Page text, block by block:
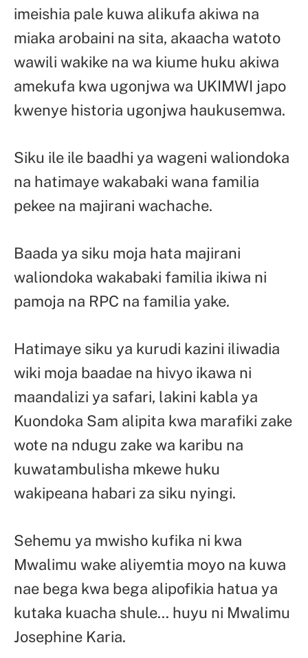
imeishia pale kuwa alikufa akiwa na
miaka arobaini na sita, akaacha watoto
wawili wakike na wa kiume huku akiwa
amekufa kwa ugonjwa wa UKIMWI japo
kwenye historia ugonjwa haukusemwa.
Siku ile ile baadhi ya wageni waliondoka
na hatimaye wakabaki wana familia
pekee na majirani wachache.
Baada ya siku moja hata majirani
waliondoka wakabaki familia ikiwa ni
pamoja na RPC na familia yake.
Hatimaye siku ya kurudi kazini iliwadia
wiki moja baadae na hivyo ikawa ni
maandalizi ya safari, lakini kabla ya
Kuondoka Sam alipita kwa marafiki zake
wote na ndugu zake wa karibu na
kuwatambulisha mkewe huku
wakipeana habari za siku nyingi.
Sehemu ya mwisho kufika ni kwa
Mwalimu wake aliyemtia moyo na kuwa
nae bega kwa bega alipofikia hatua ya
kutaka kuacha shule… huyu ni Mwalimu
Josephine Karia.